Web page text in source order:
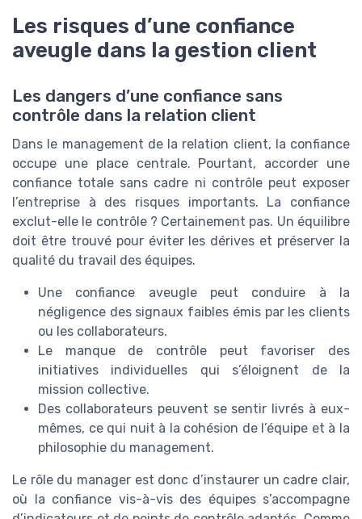
Les risques d’une confiance
aveugle dans la gestion client
Les dangers d’une confiance sans
contrôle dans la relation client
Dans le management de la relation client, la confiance
occupe une place centrale. Pourtant, accorder une
confiance totale sans cadre ni contrôle peut exposer
l’entreprise à des risques importants. La confiance
exclut-elle le contrôle ? Certainement pas. Un équilibre
doit être trouvé pour éviter les dérives et préserver la
qualité du travail des équipes.
Une confiance aveugle peut conduire à la
négligence des signaux faibles émis par les clients
ou les collaborateurs.
Le manque de contrôle peut favoriser des
initiatives individuelles qui s’éloignent de la
mission collective.
Des collaborateurs peuvent se sentir livrés à eux-
mêmes, ce qui nuit à la cohésion de l’équipe et à la
philosophie du management.
Le rôle du manager est donc d’instaurer un cadre clair,
où la confiance vis-à-vis des équipes s’accompagne